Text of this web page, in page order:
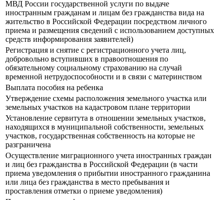
МВД России государственной услуги по выдаче
иностранным гражданам и лицам без гражданства вида на
жительство в Российской Федерации посредством личного
приема и размещения сведений с использованием доступных
средств информирования заявителей)
Регистрация и снятие с регистрационного учета лиц,
добровольно вступивших в правоотношения по
обязательному социальному страхованию на случай
временной нетрудоспособности и в связи с материнством
Выплата пособия на ребенка
Утверждение схемы расположения земельного участка или
земельных участков на кадастровом плане территории
Установление сервитута в отношении земельных участков,
находящихся в муниципальной собственности, земельных
участков, государственная собственность на которые не
разграничена
Осуществление миграционного учета иностранных граждан
и лиц без гражданства в Российской Федерации (в части
приема уведомления о прибытии иностранного гражданина
или лица без гражданства в место пребывания и
проставления отметки о приеме уведомления)